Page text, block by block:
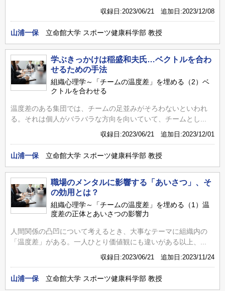
収録日:2023/06/21 追加日:2023/12/08
山浦一保 立命館大学 スポーツ健康科学部 教授
学ぶきっかけは稲盛和夫氏…ベクトルを合わ
せるための手法
組織心理学～「チームの温度差」を埋める（2）ベ
クトルを合わせる
温度差のある集団では、チームの足並みがそろわないといわれ
る。それは個人がバラバラな方向を向いていて、チームとし...
収録日:2023/06/21 追加日:2023/12/01
山浦一保 立命館大学 スポーツ健康科学部 教授
職場のメンタルに影響する「あいさつ」、そ
の効用とは？
組織心理学～「チームの温度差」を埋める（1）温
度差の正体とあいさつの影響力
人間関係の凸凹について考えるとき、大事なテーマに組織内の
「温度差」がある。一人ひとり価値観にも違いがある以上、...
収録日:2023/06/21 追加日:2023/11/24
山浦一保 立命館大学 スポーツ健康科学部 教授